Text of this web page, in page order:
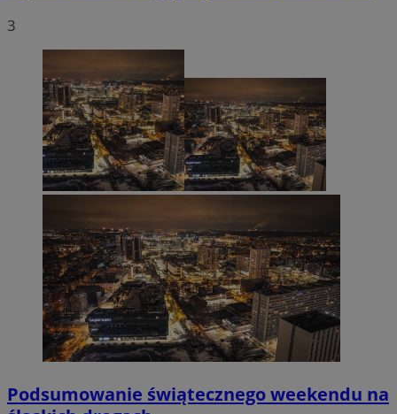
3
Podsumowanie świątecznego weekendu na